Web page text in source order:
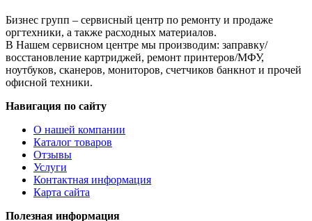
M154/MFP
M180/M181
(CF531A),
C,
0,9K
Бизнес групп – сервисный центр по ремонту и продаже
оргтехники, а также расходных материалов.
В Нашем сервисном центре мы производим: заправку/
восстановление картриджей, ремонт принтеров/МФУ,
ноутбуков, сканеров, мониторов, счетчиков банкнот и прочей
офисной техники.
Навигация по сайту
О нашей компании
Каталог товаров
Отзывы
Услуги
Контактная информация
Карта сайта
Полезная информация